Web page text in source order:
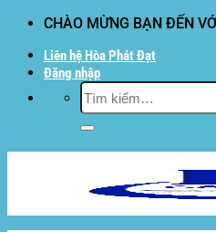
dung
CHÀO MỪNG BẠN ĐẾN
Liên hệ Hòa Phát Đạt
Đăng nhập
Tìm
kiếm: